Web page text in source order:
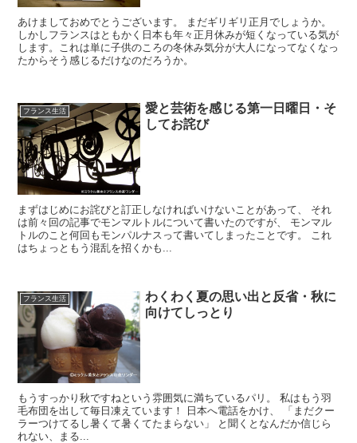
あけましておめでとうございます。 まだギリギリ正月でしょうか。
しかしフランスはともかく日本も年々正月休みが短くなっている気が
します。これは単に子供のころの冬休み気分が大人になってなくなっ
たからそう感じるだけなのだろうか。
フランス生活
愛と芸術を感じる第一日曜日・そ
してお詫び
まずはじめにお詫びと訂正しなければいけないことがあって、 それ
は前々回の記事でモンマルトルについて書いたのですが、 モンマル
トルのこと何回もモンパルナスって書いてしまったことです。 これ
はちょっともう混乱を招くかも...
フランス生活
わくわく夏の思い出と反省・秋に
向けてしっとり
もうすっかり秋ですねという雰囲気に満ちているパリ。 私はもう羽
毛布団を出して毎日凍えています！ 日本へ電話をかけ、 「まだクー
ラーつけてるし暑くて暑くてたまらない」 と聞くとなんだか信じら
れない、まる...